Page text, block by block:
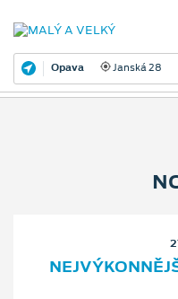
Opava Janská 28